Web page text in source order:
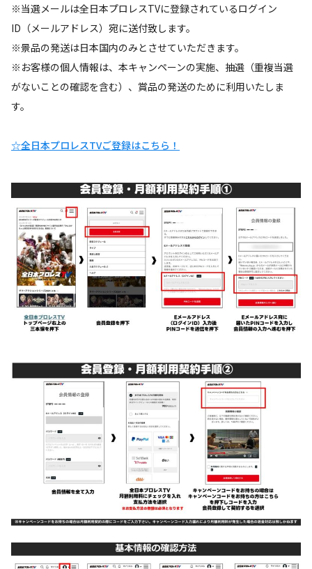
※当選メールは全日本プロレスTVに登録されているログイン
ID（メールアドレス）宛に送付致します。
※景品の発送は日本国内のみとさせていただきます。
※お客様の個人情報は、本キャンペーンの実施、抽選（重複当選
がないことの確認を含む）、賞品の発送のために利用いたしま
す。
☆全日本プロレスTVご登録はこちら！